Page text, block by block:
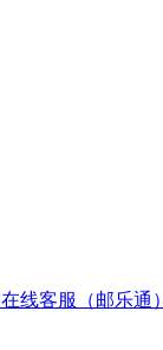
在线客服（邮乐通）